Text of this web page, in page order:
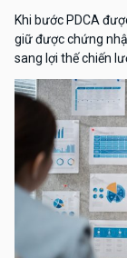
Khi bước PDCA
giữ được chứng
sang lợi thế chiến